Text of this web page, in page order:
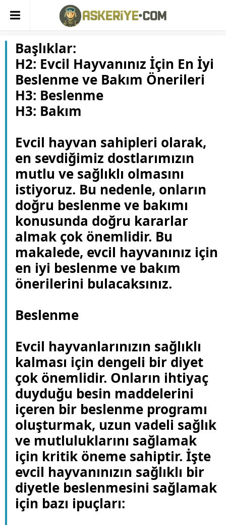
Başlıklar:
H2: Evcil Hayvanınız İçin En İyi
Beslenme ve Bakım Önerileri
H3: Beslenme
H3: Bakım
Evcil hayvan sahipleri olarak,
en sevdiğimiz dostlarımızın
mutlu ve sağlıklı olmasını
istiyoruz. Bu nedenle, onların
doğru beslenme ve bakımı
konusunda doğru kararlar
almak çok önemlidir. Bu
makalede, evcil hayvanınız için
en iyi beslenme ve bakım
önerilerini bulacaksınız.
Beslenme
Evcil hayvanlarınızın sağlıklı
kalması için dengeli bir diyet
çok önemlidir. Onların ihtiyaç
duyduğu besin maddelerini
içeren bir beslenme programı
oluşturmak, uzun vadeli sağlık
ve mutluluklarını sağlamak
için kritik öneme sahiptir. İşte
evcil hayvanınızın sağlıklı bir
diyetle beslenmesini sağlamak
için bazı ipuçları: